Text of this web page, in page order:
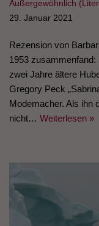
Außergewöhnlich
29. Januar 2021
Rezension von
1953 zusammenfand:
zwei Jahre ältere
Gregory Peck
Modemacher. Als ihn
nicht… Weiterlesen »